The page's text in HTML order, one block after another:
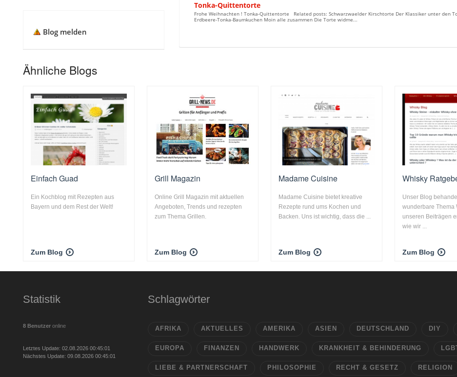
Tonka-Quittentorte
Frohe Weihnachten ! Tonka-Quittentorte Related posts: Schwarzwaelder Kirschtorte Der Klassiker unter den
Erdbeere-Tonka-Baumkuchen Moin alle zusammen Die Torte widme...
Blog melden
Ähnliche Blogs
Einfach Guad
Ein Kochblog mit Rezepten aus
Bayern und dem Rest der Welt!
Zum Blog
Grill Magazin
Online Grill Magazin mit aktuellen
Angeboten, Trends und rezepten
zum Thema Grillen.
Zum Blog
Madame Cuisine
Madame Cuisine bietet kreative
Rezepte rund ums Kochen und
Backen. Uns ist wichtig, dass die ...
Zum Blog
Whisky
Unser Blog
wunderbare Thema
unseren Beiträgen
wie wir ...
Zum Blog
Statistik
8 Benutzer online
Letztes Update: 02.08.2026 00:45:01
Nächstes Update: 09.08.2026 00:45:01
Schlagwörter
AFRIKA AKTUELLES AMERIKA ASIEN DEUTSCHLAND DIY
EUROPA FINANZEN HANDWERK KRANKHEIT & BEHINDERUNG
LIEBE & PARTNERSCHAFT PHILOSOPHIE RECHT & GESETZ RELIGION